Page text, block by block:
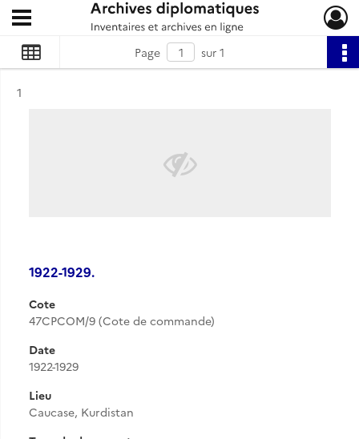
Archives diplomatiques
Ouvrir le menu déroulant
Page sur 1
Résultat n°
1
1922-1929.
Cote
47CPCOM/9 (Cote de commande)
Date
1922-1929
Lieu
Caucase, Kurdistan